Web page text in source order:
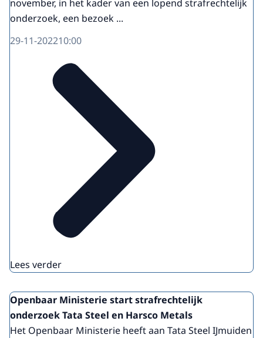
november, in het kader van een lopend strafrechtelijk
onderzoek, een bezoek ...
29-11-202210:00
Lees verder
Openbaar Ministerie start strafrechtelijk
onderzoek Tata Steel en Harsco Metals
Het Openbaar Ministerie heeft aan Tata Steel IJmuiden